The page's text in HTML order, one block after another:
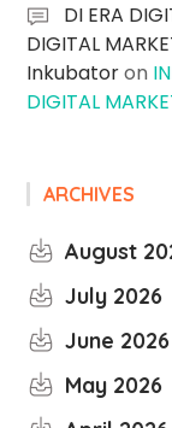
DI ERA
DIGITAL
Inkubatoron
DIGITAL
ARCHIVES
August
July 2026
June 2026
May 2026